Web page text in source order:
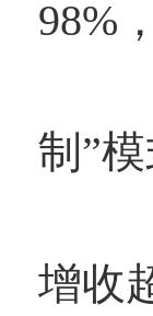
98%
制”
增收